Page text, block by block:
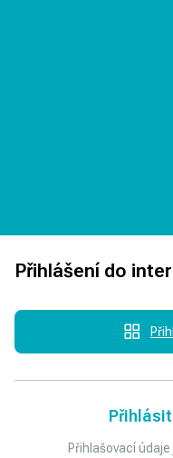
Přihlášení do
Přihlašovací